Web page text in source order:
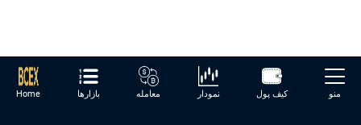
Home بازارها معامله نمودار کیف پول منو